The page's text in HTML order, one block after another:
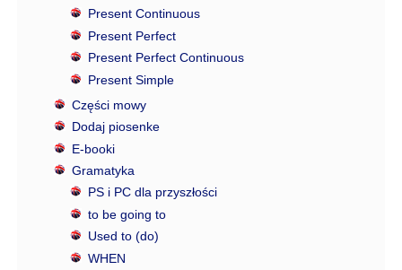
Present Continuous
Present Perfect
Present Perfect Continuous
Present Simple
Części mowy
Dodaj piosenke
E-booki
Gramatyka
PS i PC dla przyszłości
to be going to
Used to (do)
WHEN